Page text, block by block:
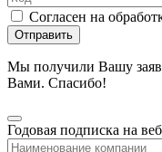
Согласен на
Отправить
Мы получили Вашу
Вами. Спасибо!
Годовая подписка на